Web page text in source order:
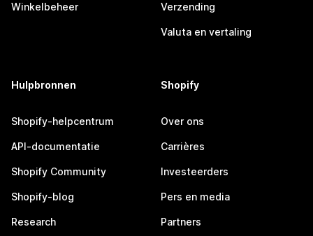
Winkelbeheer Verzending
Valuta en vertaling
Hulpbronnen
Shopify-helpcentrum
API-documentatie
Shopify Community
Shopify-blog
Research
Shopify
Over ons
Carrières
Investeerders
Pers en media
Partners